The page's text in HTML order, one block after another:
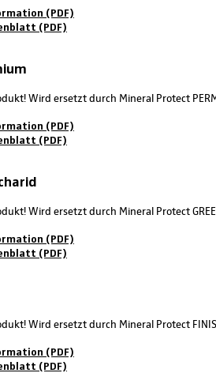
(PDF)
(PDF)
Wird ersetzt durch Mineral Protect
(PDF)
(PDF)
Wird ersetzt durch Mineral Protect
(PDF)
(PDF)
Wird ersetzt durch Mineral Protect
(PDF)
(PDF)